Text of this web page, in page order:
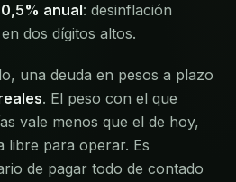
anual: desinflación
dos dígitos altos.
una deuda en pesos a plazo
. El peso con el que
vale menos que el de hoy,
libre para operar. Es
de pagar todo de contado